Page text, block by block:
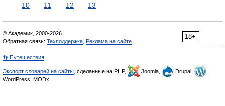
10
11 12 13
18+
© Академик, 2000-2026
Обратная связь: Техподдержка Реклама на сайте
👣 Путешествия
Экспорт словарей на сайты , сделанные на PHP, Joomla,
Drupal,
WordPress, MODx.